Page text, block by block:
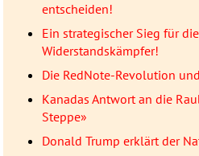
entscheiden!
Ein strategischer Sieg für
Widerstandskämpfer!
Die RedNote-Revolution
Kanadas Antwort an die
Steppe»
Donald Trump erklärt der